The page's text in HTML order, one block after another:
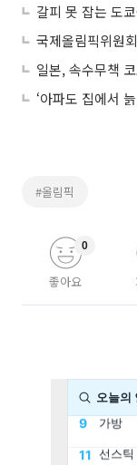
국제올림픽위원
‘아파도 집에서
#올림픽
좋아요
0